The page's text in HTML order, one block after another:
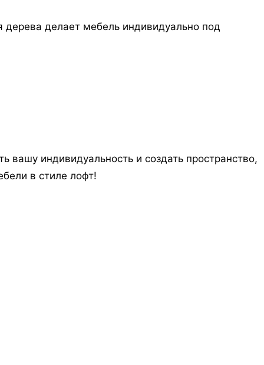
делает мебель индивидуально под
вашу индивидуальность и создать пространство,
в стиле лофт!